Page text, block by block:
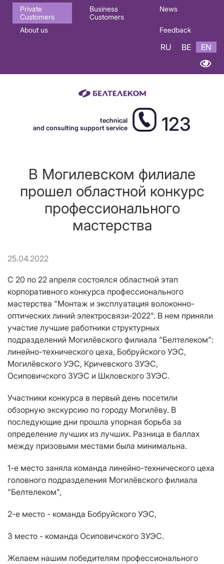
Основная
навигация
Private
Customers
Business
Customers
News
About us Feedback
RU BE EN
technical
and consulting support service
123
В Могилевском филиале
прошел областной конкурс
профессионального
мастерства
25.04.2022
С 20 по 22 апреля состоялся областной этап
корпоративного конкурса профессионального
мастерства "Монтаж и эксплуатация волоконно-
оптических линий электросвязи-2022". В нем приняли
участие лучшие работники структурных
подразделений Могилёвского филиала "Белтелеком":
линейно-технического цеха, Бобруйского УЭС,
Могилёвского УЭС, Кричевского ЗУЭС,
Осиповичского ЗУЭС и Шкловского ЗУЭС.
Участники конкурса в первый день посетили
обзорную экскурсию по городу Могилёву. В
последующие дни прошла упорная борьба за
определение лучших из лучших. Разница в баллах
между призовыми местами была минимальна.
1-е место заняла команда линейно-технического цеха
головного подразделения Могилёвского филиала
"Белтелеком",
2-е место - команда Бобруйского УЭС,
3 место - команда Осиповичского ЗУЭС.
Желаем нашим победителям профессионального